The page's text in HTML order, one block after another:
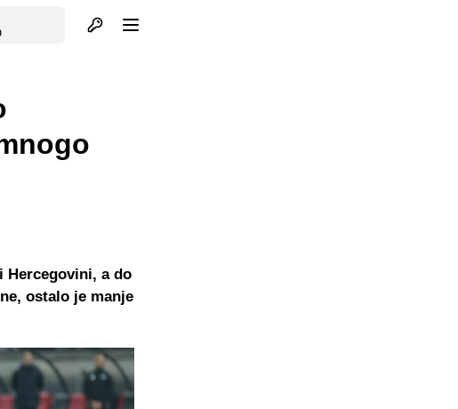
Otvori profil
Hercegovini, a do
ostalo je manje